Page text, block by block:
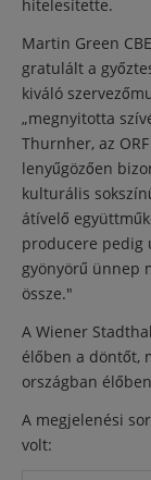
hitelesítette.
Martin Green
gratulált a
kiváló
„megnyitotta
Thurnher, az
lenyűgözően
kulturális
átívelő
producere pedig
gyönyörű ünnep
össze."
A Wiener
élőben a döntőt,
országban
A megjelenési
volt: